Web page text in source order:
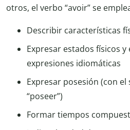
otros, el verbo “avoir” se
Describir características
Expresar estados físicos
expresiones idiomáticas
Expresar posesión (con el
“poseer”)
Formar tiempos